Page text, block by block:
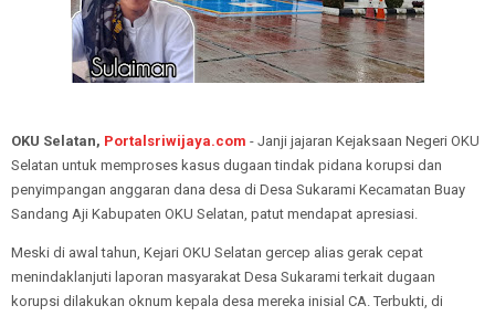
OKU Selatan, Portalsriwijaya.com - Janji jajaran Kejaksaan Negeri OKU
Selatan untuk memproses kasus dugaan tindak pidana korupsi dan
penyimpangan anggaran dana desa di Desa Sukarami Kecamatan Buay
Sandang Aji Kabupaten OKU Selatan, patut mendapat apresiasi.
Meski di awal tahun, Kejari OKU Selatan gercep alias gerak cepat
menindaklanjuti laporan masyarakat Desa Sukarami terkait dugaan
korupsi dilakukan oknum kepala desa mereka inisial CA. Terbukti, di